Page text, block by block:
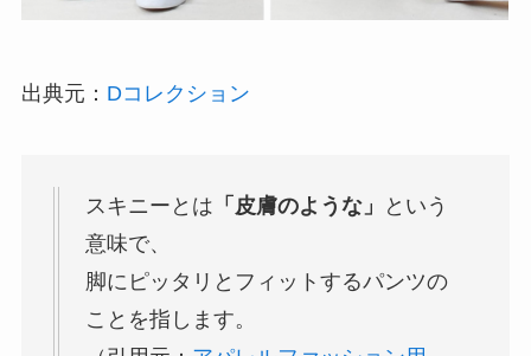
出典元： Dコレクション
スキニーとは 「皮膚のような」
という
意味で、
脚にピッタリとフィットするパンツの
ことを指します。